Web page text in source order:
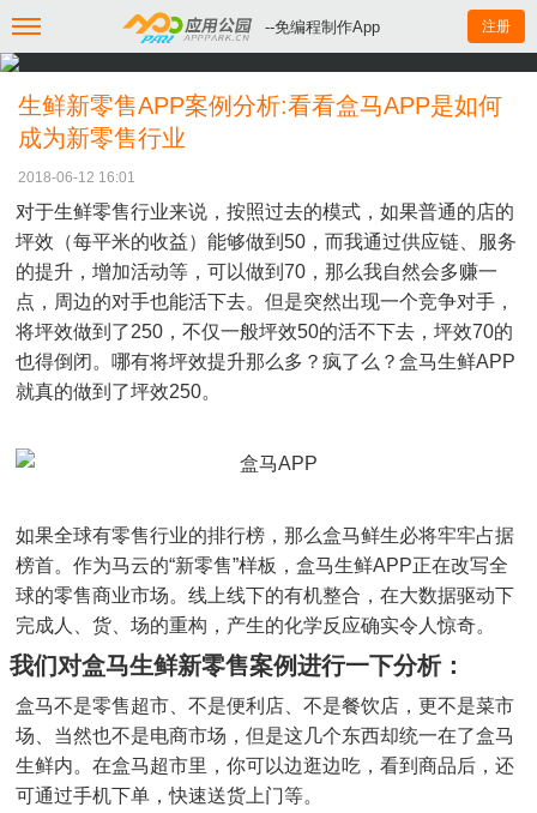
--免编程制作App 注册
生鲜新零售APP案例分析:看看盒马APP是如何
成为新零售行业
2018-06-12 16:01
对于生鲜零售行业来说，按照过去的模式，如果普通的店的
坪效（每平米的收益）能够做到50，而我通过供应链、服务
的提升，增加活动等，可以做到70，那么我自然会多赚一
点，周边的对手也能活下去。但是突然出现一个竞争对手，
将坪效做到了250，不仅一般坪效50的活不下去，坪效70的
也得倒闭。哪有将坪效提升那么多？疯了么？盒马生鲜APP
就真的做到了坪效250。
如果全球有零售行业的排行榜，那么盒马鲜生必将牢牢占据
榜首。作为马云的“新零售”样板，盒马生鲜APP正在改写全
球的零售商业市场。线上线下的有机整合，在大数据驱动下
完成人、货、场的重构，产生的化学反应确实令人惊奇。
我们对盒马生鲜新零售案例进行一下分析：
盒马不是零售超市、不是便利店、不是餐饮店，更不是菜市
场、当然也不是电商市场，但是这几个东西却统一在了盒马
生鲜内。在盒马超市里，你可以边逛边吃，看到商品后，还
可通过手机下单，快速送货上门等。